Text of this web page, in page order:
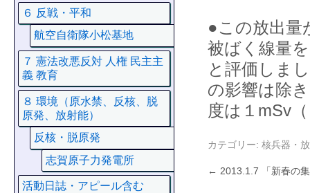
●この放出量
被ばく線量
と評価しま
の影響は除
度は１mSv
カテゴリー: 核兵器・
← 2013.1.7 「新春の
６ 反戦・平和
航空自衛隊小松基地
７ 憲法改悪反対 人権 民主主
義 教育
８ 環境（原水禁、反核、脱
原発、放射能）
反核・脱原発
志賀原子力発電所
活動日誌・アピール含む